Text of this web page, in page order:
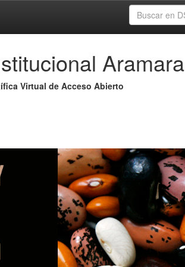
Aramara
Virtual de Acceso Abierto